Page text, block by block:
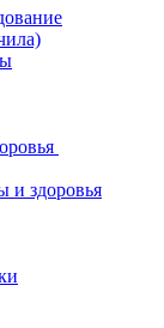
и здоровья